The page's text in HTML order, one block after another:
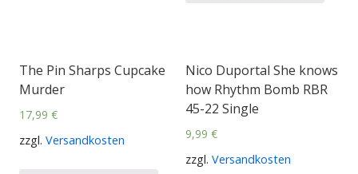
The Pin Sharps Cupcake
Murder
17,99 €
zzgl. Versandkosten
Nico Duportal She knows
how Rhythm Bomb RBR
45-22 Single
9,99 €
zzgl. Versandkosten